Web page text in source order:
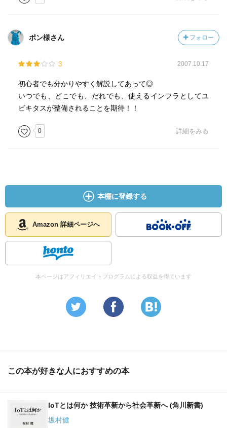
い。
私たちの今後の行動次第で、夢のような社会が実現するか
要。足し算でなく引き算で考える。
ポン様さん フォロー
3 2007.10.17
初心者でも分かりやすく解説してあって◎
いつでも、どこでも、だれでも、使えるインフラとしてユ
ビキタスが整備されることを期待！！
0 詳細をみる
本棚に登録する
Amazon 詳細ページへ
本ページはアフィリエイトプログラムによる収益を得ています
この本が好きな人におすすめの本
IoTとは何か 技術革新から社会革新へ (角川新書)
坂村健